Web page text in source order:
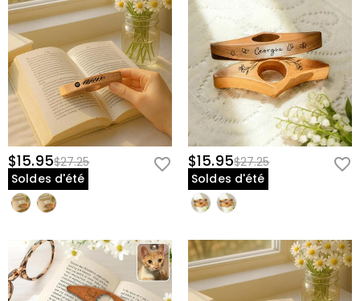
$15.95$27.25
Soldes d'été
$15.95$27.25
Soldes d'été